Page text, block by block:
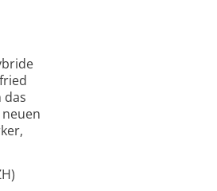
das